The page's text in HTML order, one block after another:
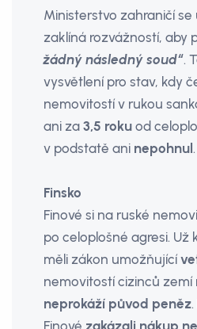
Ministerstvo zahraničí
zaklíná rozvážností, aby
žádný následný soud“.
vysvětlení pro stav, kdy
nemovitostí v rukou
ani za 3,5 roku od
v podstatě ani nepohnul .
Finsko
Finové si na ruské
po celoplošné agresi. Už
měli zákon umožňující
nemovitostí cizinců zemí
neprokáží původ peněz
Finové zakázali nákup